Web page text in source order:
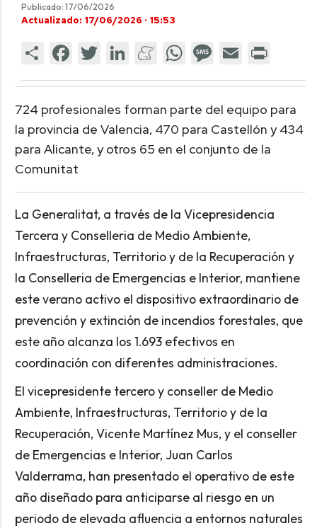
Publicado: 17/06/2026
Actualizado: 17/06/2026 · 15:53
724 profesionales forman parte del equipo para
la provincia de Valencia, 470 para Castellón y 434
para Alicante, y otros 65 en el conjunto de la
Comunitat
La Generalitat, a través de la Vicepresidencia
Tercera y Conselleria de Medio Ambiente,
Infraestructuras, Territorio y de la Recuperación y
la Conselleria de Emergencias e Interior, mantiene
este verano activo el dispositivo extraordinario de
prevención y extinción de incendios forestales, que
este año alcanza los 1.693 efectivos en
coordinación con diferentes administraciones.
El vicepresidente tercero y conseller de Medio
Ambiente, Infraestructuras, Territorio y de la
Recuperación, Vicente Martínez Mus, y el conseller
de Emergencias e Interior, Juan Carlos
Valderrama, han presentado el operativo de este
año diseñado para anticiparse al riesgo en un
periodo de elevada afluencia a entornos naturales